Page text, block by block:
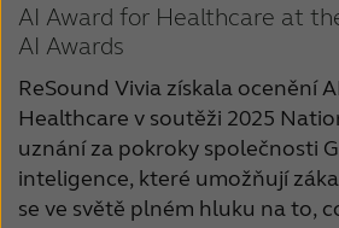
AI Award for Healthcare at
AI Awards
ReSound Vivia získala ocenění
Healthcare v soutěži 2025
uznání za pokroky společnosti
inteligence, které umožňují
se ve světě plném hluku na to,